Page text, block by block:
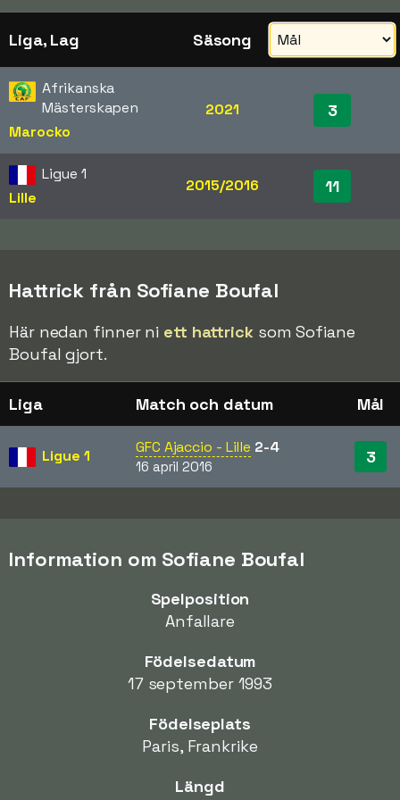
Liga, Lag Säsong
Afrikanska
Mästerskapen
Marocko
2021 3
Ligue 1
Lille
2015/2016 11
Hattrick från Sofiane Boufal
Här nedan finner ni ett hattricksom Sofiane
Boufal gjort.
Liga Match och datum Mål
Ligue 1 GFC Ajaccio - Lille 2-4
16 april 2016 3
Information om Sofiane Boufal
Spelposition
Anfallare
Födelsedatum
17 september 1993
Födelseplats
Paris, Frankrike
Längd